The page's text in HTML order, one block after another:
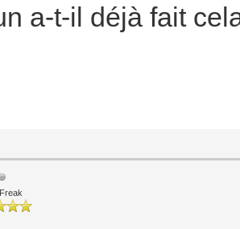
a-t-il déjà fait